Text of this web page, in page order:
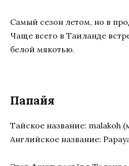
Самый сезон летом, но в
Чаще всего в Таиланде
белой мякотью.
Папайя
Тайское название: malakoh
Английское название: